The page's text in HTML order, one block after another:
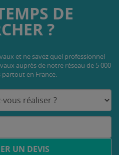
DE
?
et ne savez quel professionnel
auprès de notre réseau de 5 000
partout en France.
UN DEVIS